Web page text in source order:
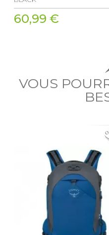
60,99 €
VOUS